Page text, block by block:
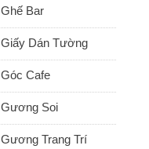
Ghế Bar
Giấy Dán Tường
Góc Cafe
Gương Soi
Gương Trang Trí